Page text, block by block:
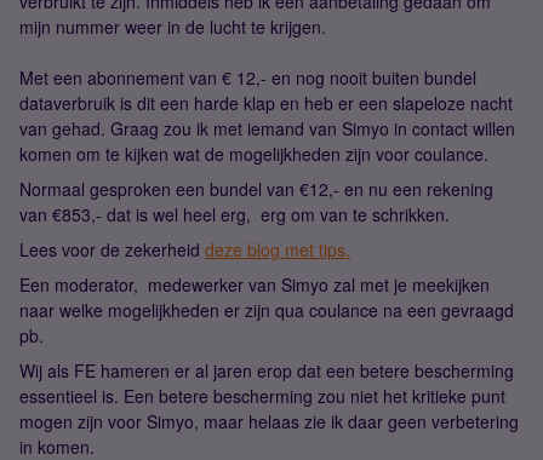
mijn nummer weer in de lucht te krijgen.
Met een abonnement van € 12,- en nog nooit buiten bundel
dataverbruik is dit een harde klap en heb er een slapeloze nacht
van gehad. Graag zou ik met iemand van Simyo in contact willen
komen om te kijken wat de mogelijkheden zijn voor coulance.
Normaal gesproken een bundel van €12,- en nu een rekening
van €853,- dat is wel heel erg, erg om van te schrikken.
Lees voor de zekerheid deze blog met tips.
Een moderator, medewerker van Simyo zal met je meekijken
naar welke mogelijkheden er zijn qua coulance na een gevraagd
pb.
Wij als FE hameren er al jaren erop dat een betere bescherming
essentieel is. Een betere bescherming zou niet het kritieke punt
mogen zijn voor Simyo, maar helaas zie ik daar geen verbetering
in komen.